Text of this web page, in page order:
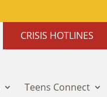
CRISIS HOTLINES
Teens Connect